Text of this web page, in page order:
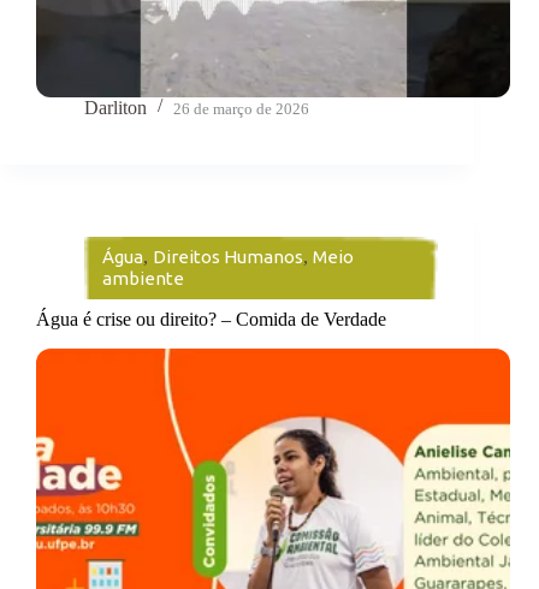
Darliton 26 de março de 2026
Água, Direitos Humanos, Meio
ambiente
Água é crise ou direito? – Comida de Verdade